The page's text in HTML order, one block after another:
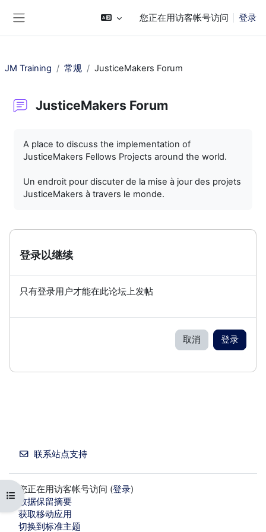
您正在用访客帐号访问 登录
打开课程索引
JM Training 常规 JusticeMakers Forum
JusticeMakers Forum
A place to discuss the implementation of
JusticeMakers Fellows Projects around the world.
Un endroit pour discuter de la mise à jour des projets
JusticeMakers à travers le monde.
登录以继续
只有登录用户才能在此论坛上发帖
取消 登录
联系站点支持
您正在用访客帐号访问 (登录)
‎数据保留摘要‎
获取移动应用
切换到标准主题